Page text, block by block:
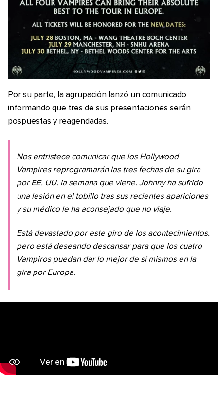
Por su parte, la agrupación lanzó un comunicado
informando que tres de sus presentaciones serán
pospuestas y reagendadas.
Nos entristece comunicar que los Hollywood
Vampires reprogramarán las tres fechas de su gira
por EE. UU. la semana que viene. Johnny ha sufrido
una lesión en el tobillo tras sus recientes apariciones
y su médico le ha aconsejado que no viaje.
Está devastado por este giro de los acontecimientos,
pero está deseando descansar para que los cuatro
Vampiros puedan dar lo mejor de sí mismos en la
gira por Europa.